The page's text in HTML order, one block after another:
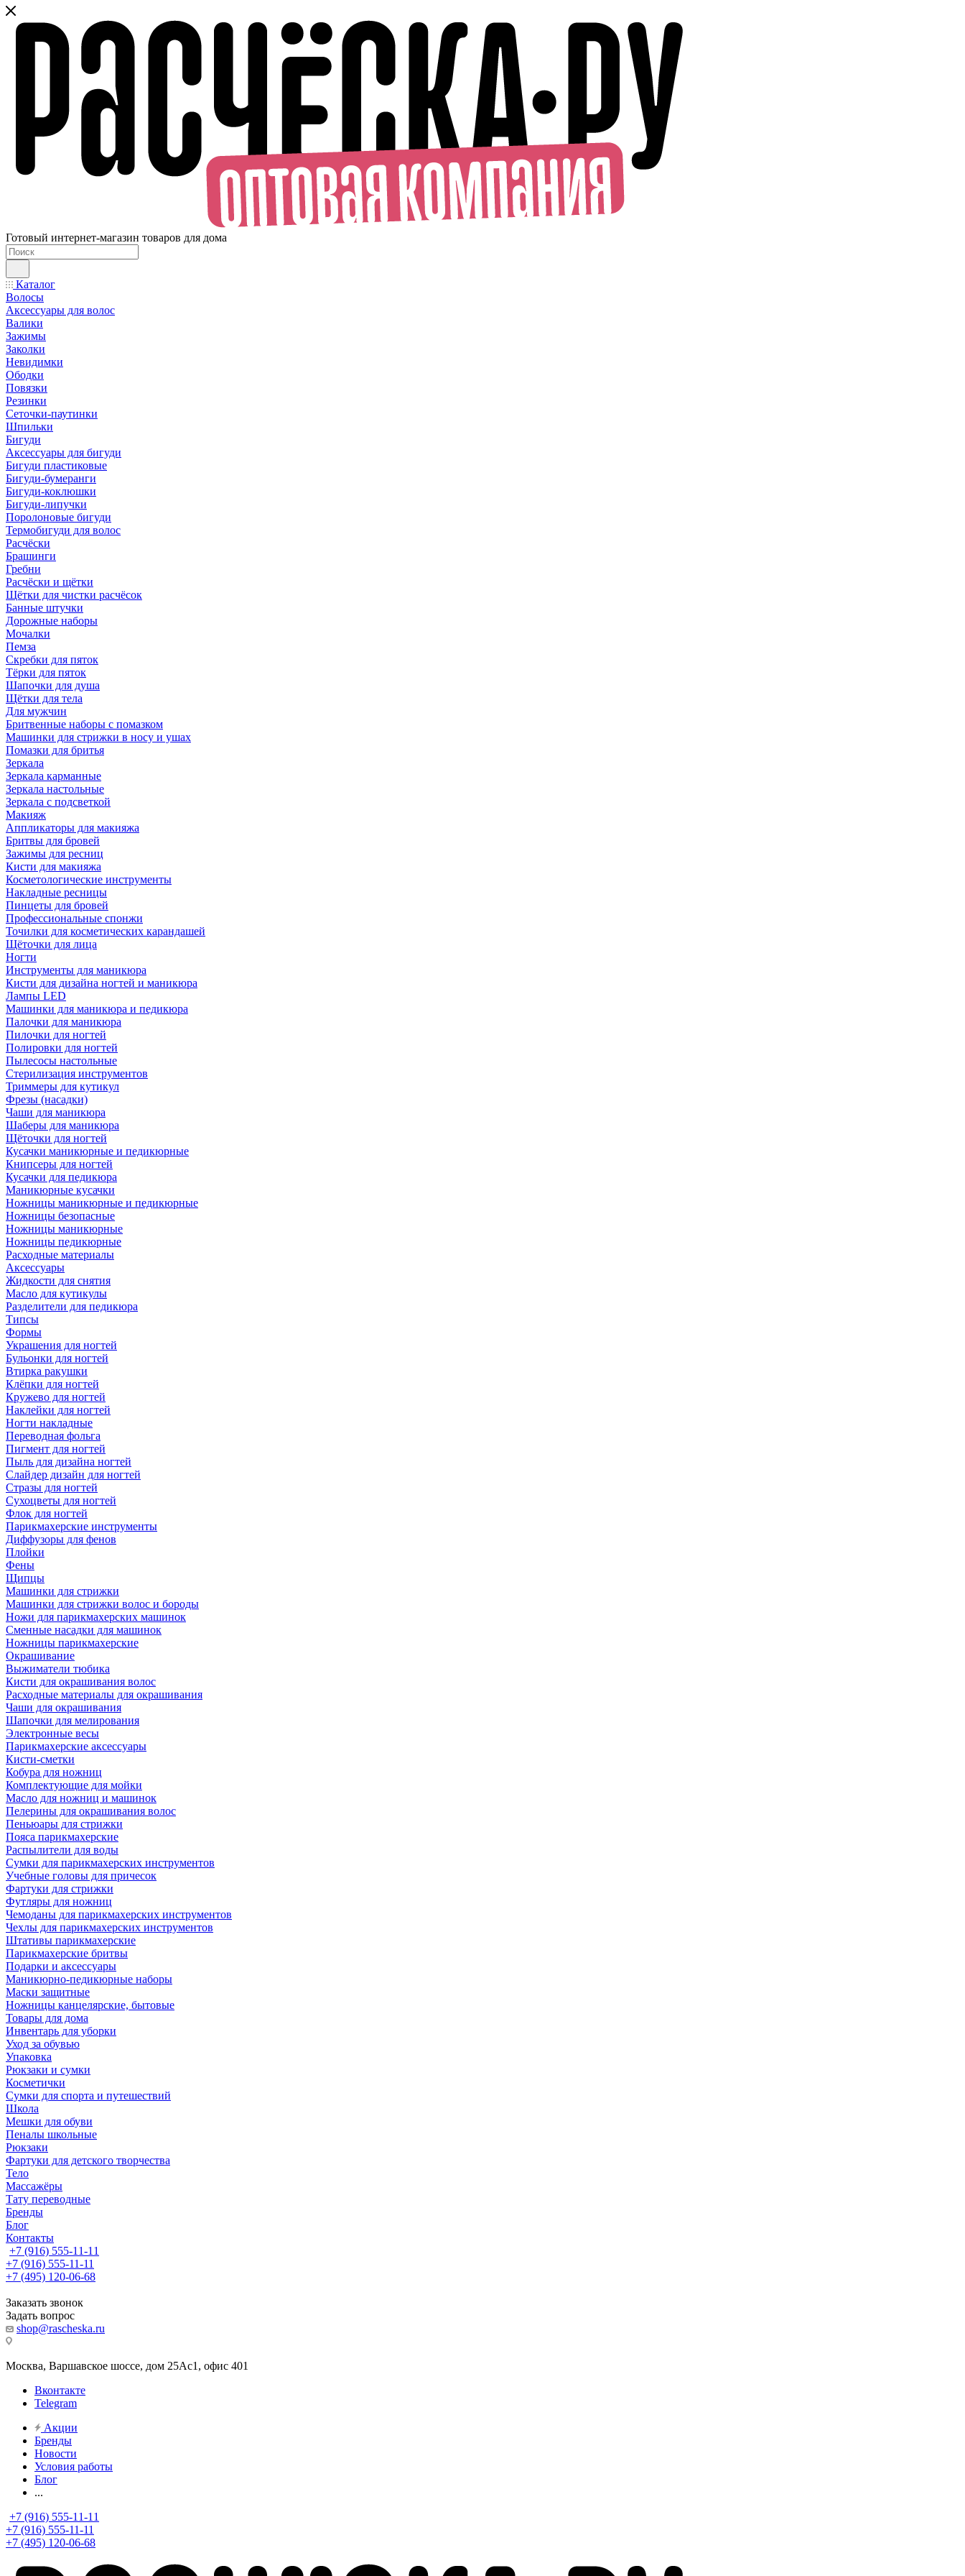
Готовый интернет-магазин товаров для дома
Каталог
Волосы
Аксессуары для волос
Валики
Зажимы
Заколки
Невидимки
Ободки
Повязки
Резинки
Сеточки-паутинки
Шпильки
Бигуди
Аксессуары для бигуди
Бигуди пластиковые
Бигуди-бумеранги
Бигуди-коклюшки
Бигуди-липучки
Поролоновые бигуди
Термобигуди для волос
Расчёски
Брашинги
Гребни
Расчёски и щётки
Щётки для чистки расчёсок
Банные штучки
Дорожные наборы
Мочалки
Пемза
Скребки для пяток
Тёрки для пяток
Шапочки для душа
Щётки для тела
Для мужчин
Бритвенные наборы с помазком
Машинки для стрижки в носу и ушах
Помазки для бритья
Зеркала
Зеркала карманные
Зеркала настольные
Зеркала с подсветкой
Макияж
Аппликаторы для макияжа
Бритвы для бровей
Зажимы для ресниц
Кисти для макияжа
Косметологические инструменты
Накладные ресницы
Пинцеты для бровей
Профессиональные спонжи
Точилки для косметических карандашей
Щёточки для лица
Ногти
Инструменты для маникюра
Кисти для дизайна ногтей и маникюра
Лампы LED
Машинки для маникюра и педикюра
Палочки для маникюра
Пилочки для ногтей
Полировки для ногтей
Пылесосы настольные
Стерилизация инструментов
Триммеры для кутикул
Фрезы (насадки)
Чаши для маникюра
Шаберы для маникюра
Щёточки для ногтей
Кусачки маникюрные и педикюрные
Книпсеры для ногтей
Кусачки для педикюра
Маникюрные кусачки
Ножницы маникюрные и педикюрные
Ножницы безопасные
Ножницы маникюрные
Ножницы педикюрные
Расходные материалы
Аксессуары
Жидкости для снятия
Масло для кутикулы
Разделители для педикюра
Типсы
Формы
Украшения для ногтей
Бульонки для ногтей
Втирка ракушки
Клёпки для ногтей
Кружево для ногтей
Наклейки для ногтей
Ногти накладные
Переводная фольга
Пигмент для ногтей
Пыль для дизайна ногтей
Слайдер дизайн для ногтей
Стразы для ногтей
Сухоцветы для ногтей
Флок для ногтей
Парикмахерские инструменты
Диффузоры для фенов
Плойки
Фены
Щипцы
Машинки для стрижки
Машинки для стрижки волос и бороды
Ножи для парикмахерских машинок
Сменные насадки для машинок
Ножницы парикмахерские
Окрашивание
Выжиматели тюбика
Кисти для окрашивания волос
Расходные материалы для окрашивания
Чаши для окрашивания
Шапочки для мелирования
Электронные весы
Парикмахерские аксессуары
Кисти-сметки
Кобура для ножниц
Комплектующие для мойки
Масло для ножниц и машинок
Пелерины для окрашивания волос
Пеньюары для стрижки
Пояса парикмахерские
Распылители для воды
Сумки для парикмахерских инструментов
Учебные головы для причесок
Фартуки для стрижки
Футляры для ножниц
Чемоданы для парикмахерских инструментов
Чехлы для парикмахерских инструментов
Штативы парикмахерские
Парикмахерские бритвы
Подарки и аксессуары
Маникюрно-педикюрные наборы
Маски защитные
Ножницы канцелярские, бытовые
Товары для дома
Инвентарь для уборки
Уход за обувью
Упаковка
Рюкзаки и сумки
Косметички
Сумки для спорта и путешествий
Школа
Мешки для обуви
Пеналы школьные
Рюкзаки
Фартуки для детского творчества
Тело
Массажёры
Тату переводные
Бренды
Блог
Контакты
+7 (916) 555-11-11
+7 (916) 555-11-11
+7 (495) 120-06-68
Заказать звонок
Задать вопрос
shop@rascheska.ru
Москва, Варшавское шоссе, дом 25Аc1, офис 401
Вконтакте
Telegram
Акции
Бренды
Новости
Условия работы
Блог
...
+7 (916) 555-11-11
+7 (916) 555-11-11
+7 (495) 120-06-68